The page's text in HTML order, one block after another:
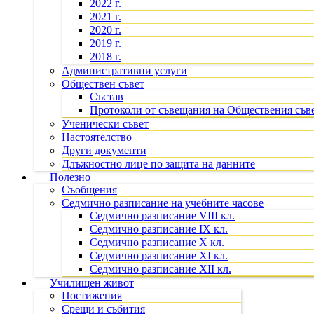
2022 г.
2021 г.
2020 г.
2019 г.
2018 г.
Административни услуги
Обществен съвет
Състав
Протоколи от съвещания на Обществения
Ученически съвет
Настоятелство
Други документи
Длъжностно лице по защита на данните
Полезно
Съобщения
Седмично разписание на учебните часове
Седмично разписание VIII кл.
Седмично разписание IX кл.
Седмично разписание X кл.
Седмично разписание XI кл.
Седмично разписание XII кл.
Училищен живот
Постижения
Срещи и събития